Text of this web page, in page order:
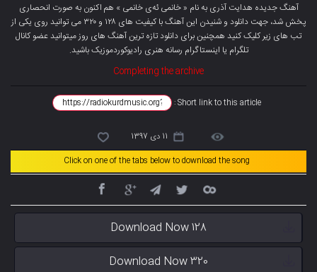
آهنگ جدیده هدایت آذری به نام « خانمی ئەی خانمی » هم اکنون به صورت انحصاری
پخش شد، جهت دانلود و شنیدن این آهنگ با کیفیت های ۱۲۸ و ۳۲۰ می توانید روی یکی از
تب های زیر کلیک کنید همچنین برای دانلود تازه ترین آهنگ های روز میتوانید عضو کانال
تلگرام یا اینستاگرام رسانه هنری رادیوکوردموزیک باشید.
Completing the archive
Short link to this article :
11 دی 1397
Click on one of the tabs below to download the song
Download Now 128
Download Now 320